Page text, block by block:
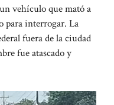
vehículo que mató a
para interrogar. La
fuera de la ciudad
fue atascado y